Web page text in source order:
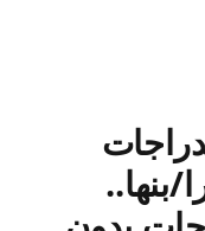
بنها..